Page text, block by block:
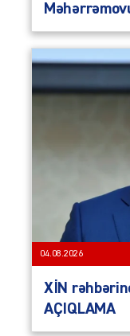
04.08.2026
XİN
AÇIQLAMA